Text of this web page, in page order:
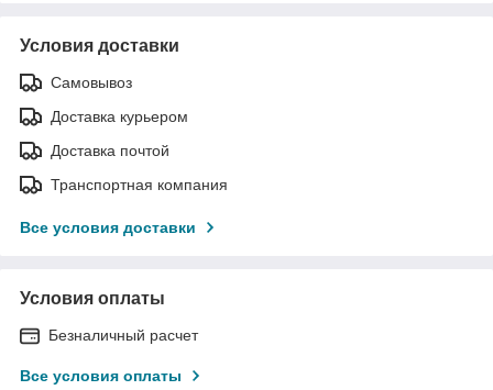
Условия доставки
Самовывоз
Доставка курьером
Доставка почтой
Транспортная компания
Все условия доставки
Условия оплаты
Безналичный расчет
Все условия оплаты